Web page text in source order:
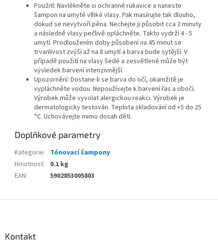
Použití: Navlékněte si ochranné rukavice a naneste
šampon na umyté vlhké vlasy. Pak masírujte tak dlouho,
dokud se nevytvoří pěna. Nechejte ji působit cca 2 minuty
a následně vlasy pečlivě opláchněte. Takto vydrží 4 - 5
umytí. Prodloužením doby působení na 45 minut se
trvanlivost zvýší až na 8 umytí a barva bude sytější. V
případě použití na vlasy šedé a zesvětlené může být
výsledek barvení intenzivnější.
Upozornění: Dostane-li se barva do očí, okamžitě je
vypláchněte vodou. Nepoužívejte k barvení řas a obočí.
Výrobek může vyvolat alergickou reakci. Výrobek je
dermatologicky testován. Teplota skladování od +5 do 25
°C. Uchovávejte mimo dosah dětí.
Doplňkové parametry
Kategorie: Tónovací šampony
Hmotnost:
0.1 kg
EAN: 5902853005803
Kontakt